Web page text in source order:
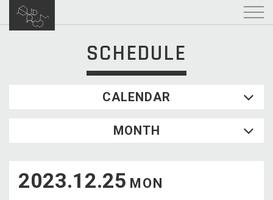
SCHEDULE
CALENDAR
WED
2
3 4 5
MONTH
2023.12.25 MON